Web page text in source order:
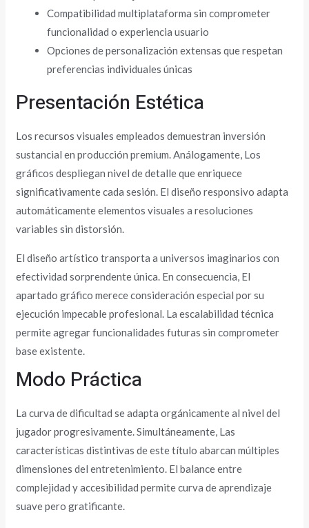
Compatibilidad multiplataforma sin comprometer
funcionalidad o experiencia usuario
Opciones de personalización extensas que respetan
preferencias individuales únicas
Presentación Estética
Los recursos visuales empleados demuestran inversión
sustancial en producción premium. Análogamente, Los
gráficos despliegan nivel de detalle que enriquece
significativamente cada sesión. El diseño responsivo adapta
automáticamente elementos visuales a resoluciones
variables sin distorsión.
El diseño artístico transporta a universos imaginarios con
efectividad sorprendente única. En consecuencia, El
apartado gráfico merece consideración especial por su
ejecución impecable profesional. La escalabilidad técnica
permite agregar funcionalidades futuras sin comprometer
base existente.
Modo Práctica
La curva de dificultad se adapta orgánicamente al nivel del
jugador progresivamente. Simultáneamente, Las
características distintivas de este título abarcan múltiples
dimensiones del entretenimiento. El balance entre
complejidad y accesibilidad permite curva de aprendizaje
suave pero gratificante.